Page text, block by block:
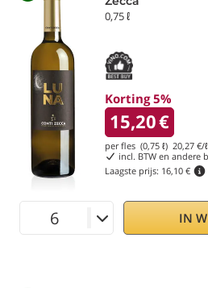
0,75 ℓ
Korting 5%
15,20€
per fles (0,75 ℓ) 20,27 €/ℓ
incl. BTW en andere
Laagste prijs: 16,10 €
IN